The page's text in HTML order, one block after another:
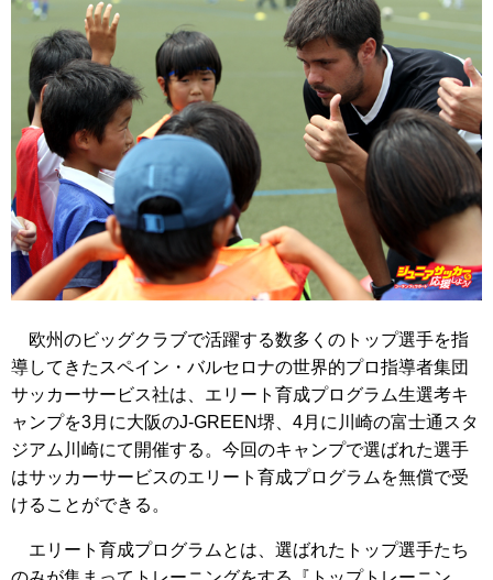
欧州のビッグクラブで活躍する数多くのトップ選手を指
導してきたスペイン・バルセロナの世界的プロ指導者集団
サッカーサービス社は、エリート育成プログラム生選考キ
ャンプを3月に大阪のJ-GREEN堺、4月に川崎の富士通スタ
ジアム川崎にて開催する。今回のキャンプで選ばれた選手
はサッカーサービスのエリート育成プログラムを無償で受
けることができる。
エリート育成プログラムとは、選ばれたトップ選手たち